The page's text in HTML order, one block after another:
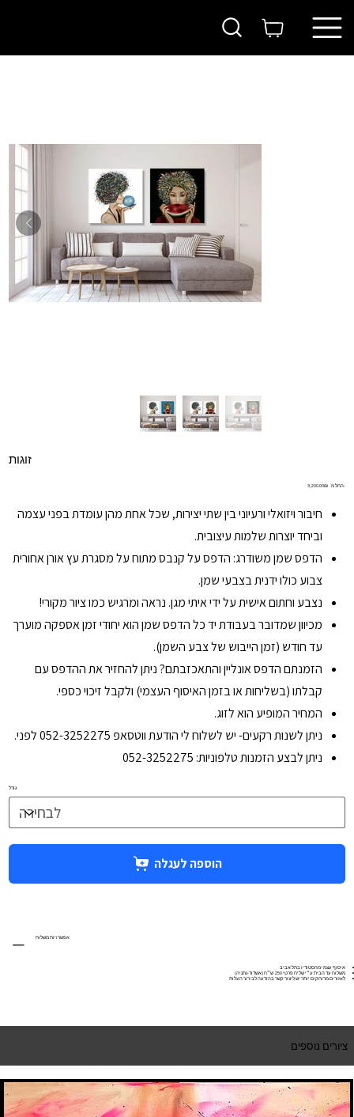
בית > זוגות
זוגות
החל מ- מחיר‏3,200.00 ‏₪
חיבור ויזואלי ורעיוני בין שתי יצירות, שכל אחת מהן עומדת בפני עצמה
וביחד יוצרות שלמות עיצובית.
הדפס שמן משודרג: הדפס על קנבס מתוח על מסגרת עץ אורן אחורית
צבוע כולו ידנית בצבעי שמן.
נצבע וחתום אישית על ידי איתי מגן. נראה ומרגיש כמו ציור מקורי!
מכיוון שמדובר בעבודת יד כל הדפס שמן הוא יחודי זמן אספקה מוערך
עד חודש (זמן הייבוש של צבע השמן).
הזמנתם הדפס אונליין והתאכזבתם? ניתן להחזיר את ההדפס עם
קבלתו (בשליחות או בזמן האיסוף העצמי) ולקבל זיכוי כספי.
המחיר המופיע הוא לזוג.
ניתן לשנות רקעים- יש לשלוח לי הודעת ווטסאפ 052-3252275 לפני.
ניתן לבצע הזמנות טלפוניות: 052-3252275
גודל
הוספה לעגלה
אפשרויות משלוח
איסוף עצמי מהסטודיו בתל אביב
משלוח עד הבית ע״י שליח פרטי 250 ש״ח (אשדוד-נתניה)
לאזורים מרוחקים יותר יש ליצור קשר בהודעה לבירור העלות
ציורים נוספים